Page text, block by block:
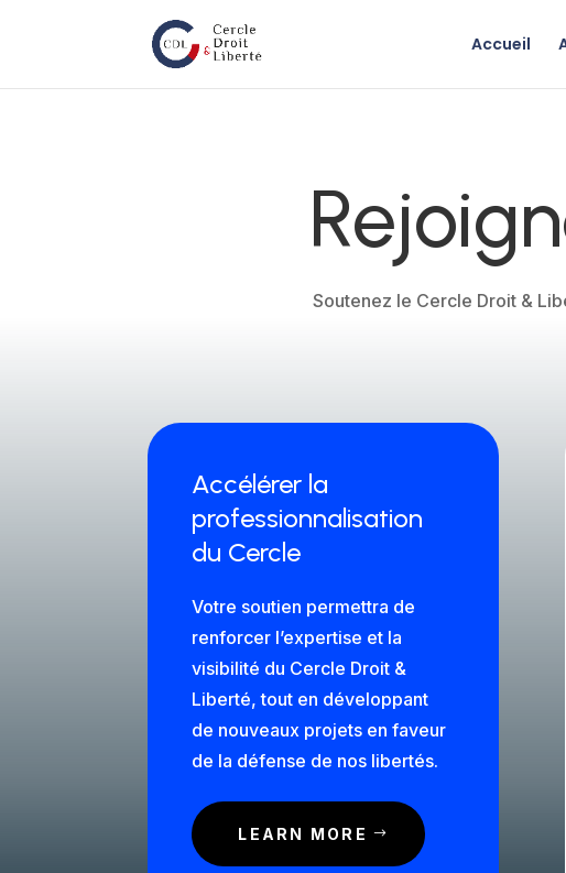
Accueil
Soutenez le Cercle Droit &
Accélérer la
professionnalisation
du Cercle
Votre soutien permettra de
renforcer l’expertise et la
visibilité du Cercle Droit &
Liberté, tout en développant
de nouveaux projets en faveur
de la défense de nos libertés.
LEARN MORE